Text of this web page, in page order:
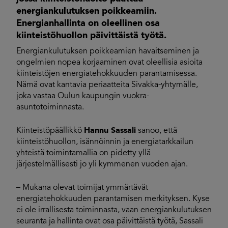
energiankulutuksen poikkeamiin.
Energianhallinta on oleellinen osa
kiinteistöhuollon päivittäistä työtä.
Energiankulutuksen poikkeamien havaitseminen ja
ongelmien nopea korjaaminen ovat oleellisia asioita
kiinteistöjen energiatehokkuuden parantamisessa.
Nämä ovat kantavia periaatteita Sivakka-yhtymälle,
joka vastaa Oulun kaupungin vuokra-
asuntotoiminnasta.
Kiinteistöpäällikkö Hannu Sassali sanoo, että
kiinteistöhuollon, isännöinnin ja energiatarkkailun
yhteistä toimintamallia on pidetty yllä
järjestelmällisesti jo yli kymmenen vuoden ajan.
– Mukana olevat toimijat ymmärtävät
energiatehokkuuden parantamisen merkityksen. Kyse
ei ole irrallisesta toiminnasta, vaan energiankulutuksen
seuranta ja hallinta ovat osa päivittäistä työtä, Sassali